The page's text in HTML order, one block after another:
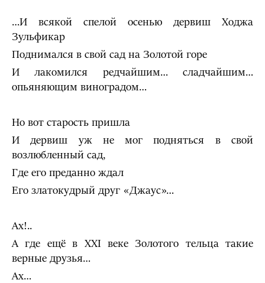
…И всякой спелой осенью дервиш Ходжа
Зульфикар
Поднимался в свой сад на Золотой горе
И лакомился редчайшим… сладчайшим…
опьяняющим виноградом…
Но вот старость пришла
И дервиш уж не мог подняться в свой
возлюбленный сад,
Где его преданно ждал
Его златокудрый друг «Джаус»…
Ах!..
А где ещё в XXI веке Золотого тельца такие
верные друзья…
Ах…